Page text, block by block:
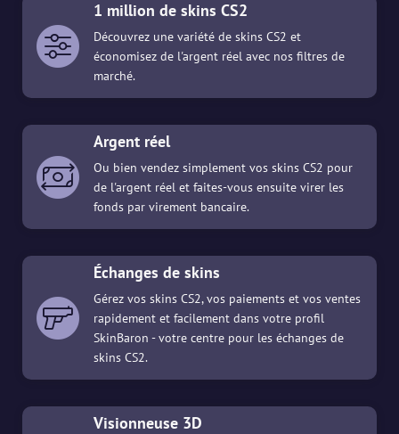
1 million de skins CS2
Découvrez une variété de skins CS2 et
économisez de l'argent réel avec nos filtres de
marché.
Argent réel
Ou bien vendez simplement vos skins CS2 pour
de l'argent réel et faites-vous ensuite virer les
fonds par virement bancaire.
Échanges de skins
Gérez vos skins CS2, vos paiements et vos ventes
rapidement et facilement dans votre profil
SkinBaron - votre centre pour les échanges de
skins CS2.
Visionneuse 3D